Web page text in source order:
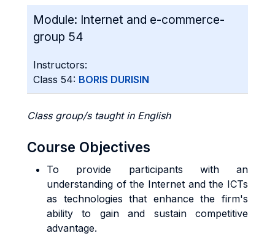
Module: Internet and e-commerce-
group 54
Instructors:
Class 54: BORIS DURISIN
Class group/s taught in English
Course Objectives
To provide participants with an
understanding of the Internet and the ICTs
as technologies that enhance the firm's
ability to gain and sustain competitive
advantage.